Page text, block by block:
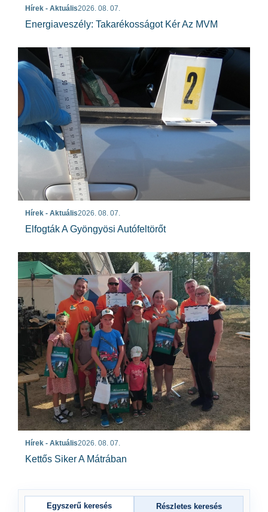
Hírek - Aktuális2026. 08. 07.
Energiaveszély: Takarékosságot Kér Az MVM
Hírek - Aktuális2026. 08. 07.
Elfogták A Gyöngyösi Autófeltörőt
Hírek - Aktuális2026. 08. 07.
Kettős Siker A Mátrában
Egyszerű keresés Részletes keresés